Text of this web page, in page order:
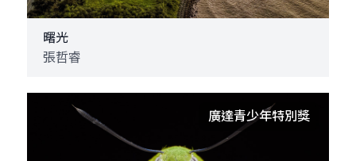
曙光
張哲睿
廣達青少年特別獎